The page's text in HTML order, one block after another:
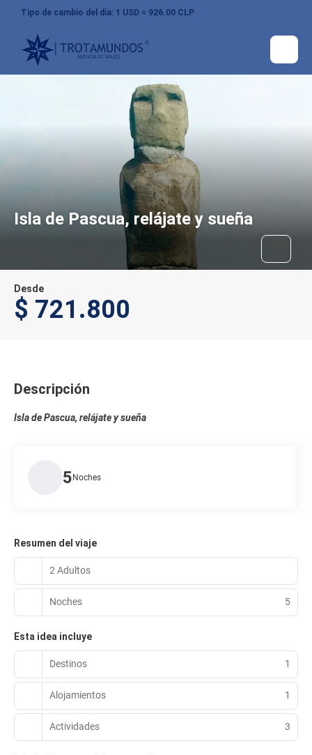
Tipo de cambio del día: 1 USD = 926.00 CLP
Isla de Pascua, relájate y sueña
Desde
$ 721.800
Descripción
Isla de Pascua, relájate y sueña
5Noches
Resumen del viaje
2 Adultos
Noches 5
Esta idea incluye
Destinos 1
Alojamientos 1
Actividades 3